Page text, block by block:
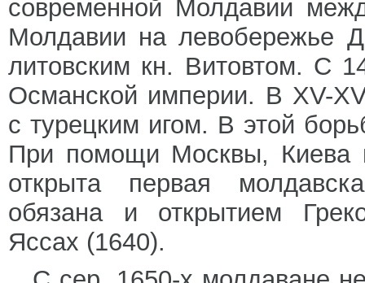
современной Молдавии
Молдавии на левобережье
литовским кн. Витовтом. С
Османской империи. В XV-
с турецким игом. В этой
При помощи Москвы, Киева
открыта первая
обязана и открытием
Яссах (1640).